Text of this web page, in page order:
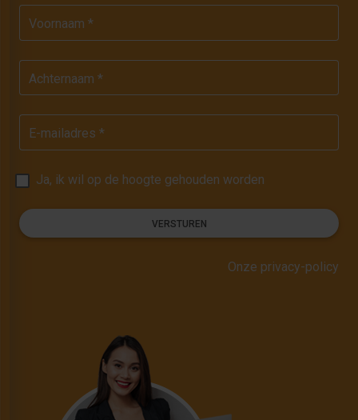
Voornaam *
Achternaam *
E-mailadres *
Ja, ik wil op de hoogte gehouden worden
VERSTUREN
Onze privacy-policy